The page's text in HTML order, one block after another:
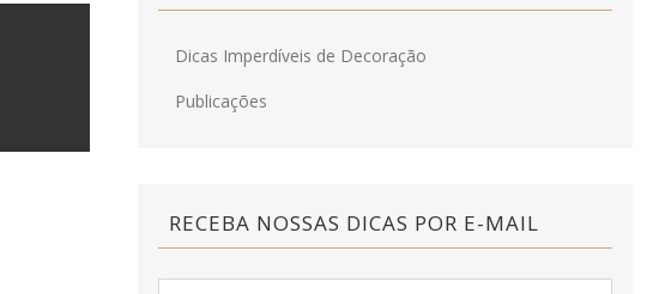
Dicas Imperdíveis de Decoração
Publicações
RECEBA NOSSAS DICAS POR E-MAIL